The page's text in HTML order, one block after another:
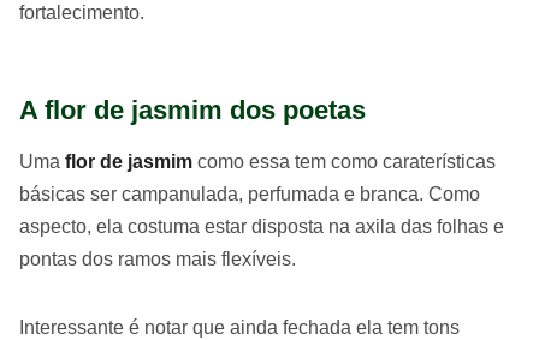
fortalecimento.
A flor de jasmim dos poetas
Uma flor de jasmim como essa tem como caraterísticas
básicas ser campanulada, perfumada e branca. Como
aspecto, ela costuma estar disposta na axila das folhas e
pontas dos ramos mais flexíveis.
Interessante é notar que ainda fechada ela tem tons